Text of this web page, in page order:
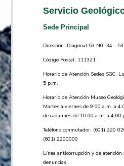
Servicio
Sede Principal
Dirección: Diagonal 53 N0. 34 -
Código Postal: 111321
Horario de Atención Sedes SGC:
5 p.m.
Horario de Atención Museo
Martes a viernes de 9:00 a.m. a
de cada mes de 10:00 a.m. a 4:00
Teléfono conmutador: (601) 220
(601) 2200000
Línea anticorrupción y de atención
denuncias: